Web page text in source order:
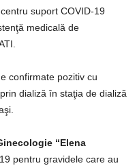
centru suport COVID-19
medicală de
confirmate pozitiv cu
dializă în staţia de dializă
“Elena
pentru gravidele care au